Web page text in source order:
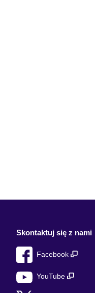
Skontaktuj się z nami
Facebook
YouTube